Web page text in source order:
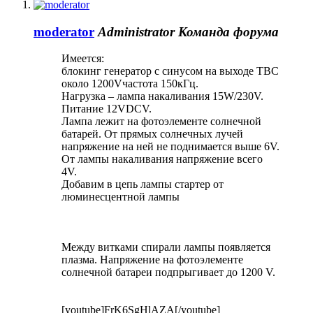
moderator Administrator Команда форума
Имеется:
блокинг генератор с синусом на выходе ТВС
около 1200Vчастота 150кГц.
Нагрузка – лампа накаливания 15W/230V.
Питание 12VDCV.
Лампа лежит на фотоэлементе солнечной
батарей. От прямых солнечных лучей
напряжение на ней не поднимается выше 6V.
От лампы накаливания напряжение всего
4V.
Добавим в цепь лампы стартер от
люминесцентной лампы
Между витками спирали лампы появляется
плазма. Напряжение на фотоэлементе
солнечной батареи подпрыгивает до 1200 V.
[youtube]FrK6SgHlAZA[/youtube]